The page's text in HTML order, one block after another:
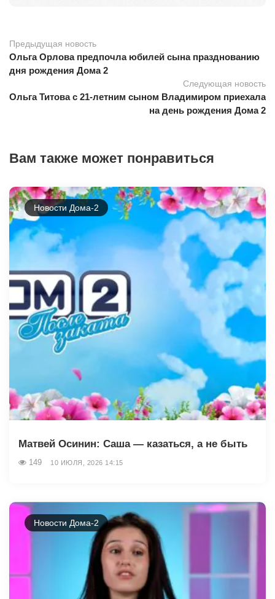
Предыдущая новость
Ольга Орлова предпочла юбилей сына празднованию
дня рождения Дома 2
Следующая новость
Ольга Титова с 21-летним сыном Владимиром приехала
на день рождения Дома 2
Вам также может понравиться
Новости Дома-2
Матвей Осинин: Саша — казаться, а не быть
149 10 ИЮЛЯ, 2026 14:15
Новости Дома-2